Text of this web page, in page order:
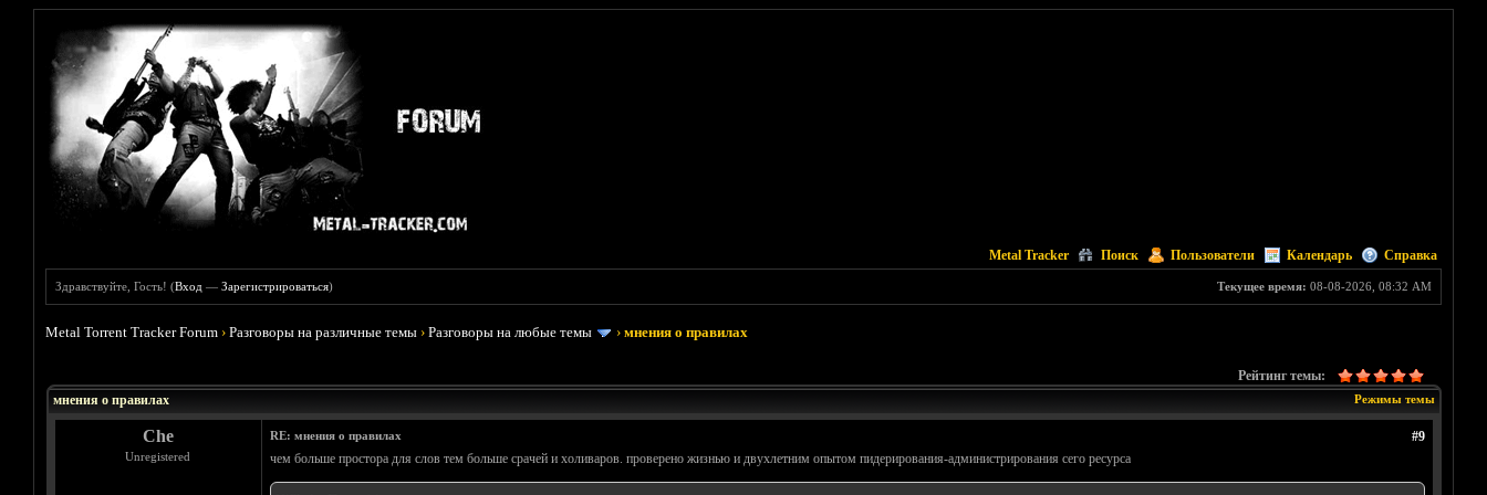
Metal Tracker Поиск Пользователи Календарь Справка
Текущее время: 08-08-2026, 08:32 AM
Здравствуйте, Гость! (Вход —Зарегистрироваться)
Metal Torrent Tracker Forum ›Разговоры на различные темы ›Разговоры на любые темы ›мнения о правилах
Рейтинг темы:
Режимы темы
мнения о правилах
Che
Unregistered
#9
RE: мнения о правилах
чем больше простора для слов тем больше срачей и холиваров. проверено жизнью и двухлетним опытом пидерирования-администрирования сего ресурса